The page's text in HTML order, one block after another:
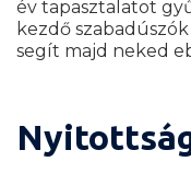
év tapasztalatot
kezdő
segít majd neked